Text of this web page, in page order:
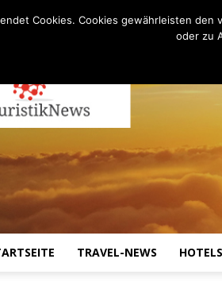
TRAVEL-NEWS HOTELS
Cookies. Cookies gewährleisten
oder zu